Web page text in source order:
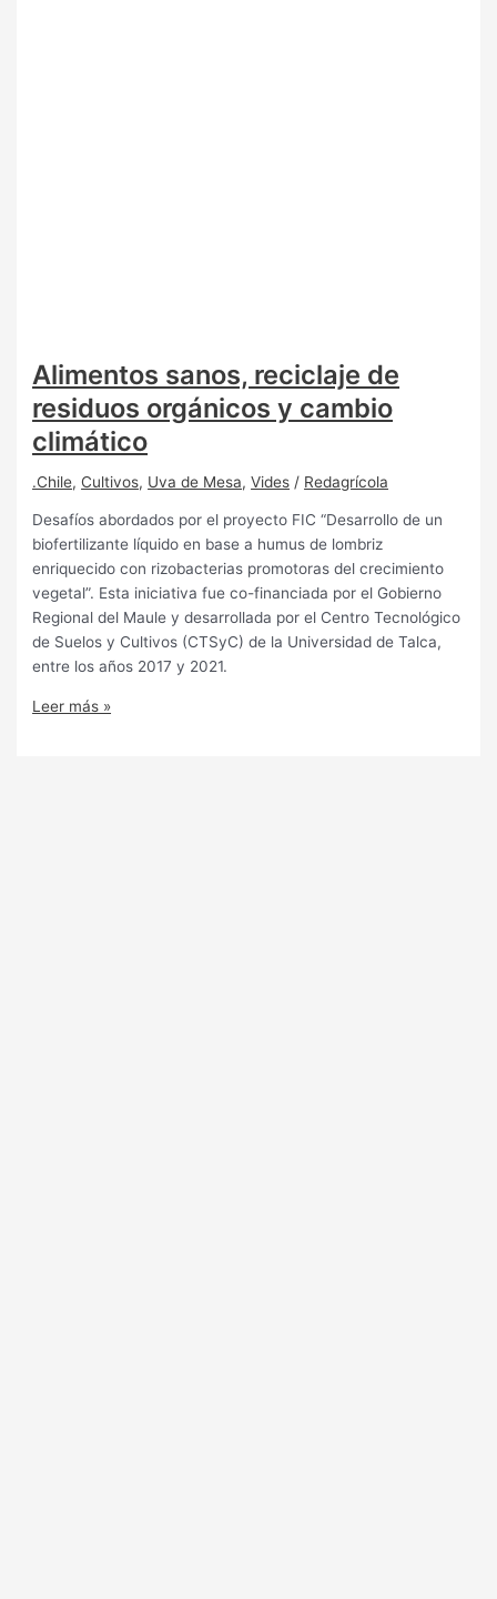
Alimentos sanos, reciclaje de
residuos orgánicos y cambio
climático
.Chile, Cultivos, Uva de Mesa,Vides / Redagrícola
Desafíos abordados por el proyecto FIC “Desarrollo de un
biofertilizante líquido en base a humus de lombriz
enriquecido con rizobacterias promotoras del crecimiento
vegetal”. Esta iniciativa fue co-financiada por el Gobierno
Regional del Maule y desarrollada por el Centro Tecnológico
de Suelos y Cultivos (CTSyC) de la Universidad de Talca,
entre los años 2017 y 2021.
Leer más »